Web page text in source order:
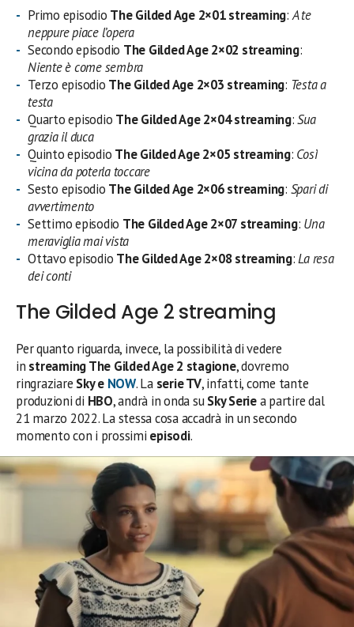
Primo episodio The Gilded Age 2×01 streaming:A te
neppure piace l’opera
Secondo episodio The Gilded Age 2×02 streaming:
Niente è come sembra
Terzo episodio The Gilded Age 2×03 streaming: Testa a
testa
Quarto episodio The Gilded Age 2×04 streaming:Sua
grazia il duca
Quinto episodio The Gilded Age 2×05 streaming: Così
vicina da poterla toccare
Sesto episodio The Gilded Age 2×06 streaming: Spari di
avvertimento
Settimo episodio The Gilded Age 2×07 streaming: Una
meraviglia mai vista
Ottavo episodio The Gilded Age 2×08 streaming:La resa
dei conti
The Gilded Age 2 streaming
Per quanto riguarda, invece, la possibilità di vedere
in streaming The Gilded Age 2 stagione, dovremo
ringraziare Sky e NOW. La serie TV, infatti, come tante
produzioni di HBO, andrà in onda suSky Seriea partire dal
21 marzo 2022. La stessa cosa accadrà in un secondo
momento con i prossimi episodi.